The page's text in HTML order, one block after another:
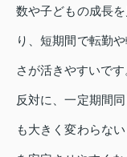
数や子どもの成長
り、短期間で転勤
さが活きやすいです
反対に、一定期間
も大きく変わらな